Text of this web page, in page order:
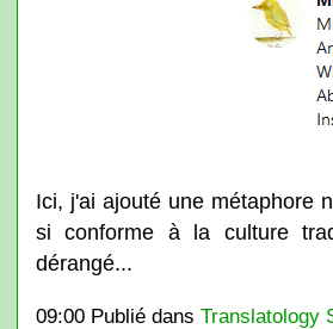
Ici, j'ai ajouté une métaphore
si conforme à la culture
dérangé...
09:00 Publié dans Translatology